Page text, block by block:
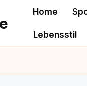
Home
Lebensstil